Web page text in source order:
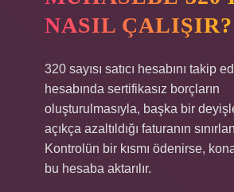
NASIL ÇALIŞIR?
320 sayısı satıcı hesabını takip
hesabında sertifikasız borçların
oluşturulmasıyla, başka bir
açıkça azaltıldığı faturanın
Kontrolün bir kısmı ödenirse,
bu hesaba aktarılır.